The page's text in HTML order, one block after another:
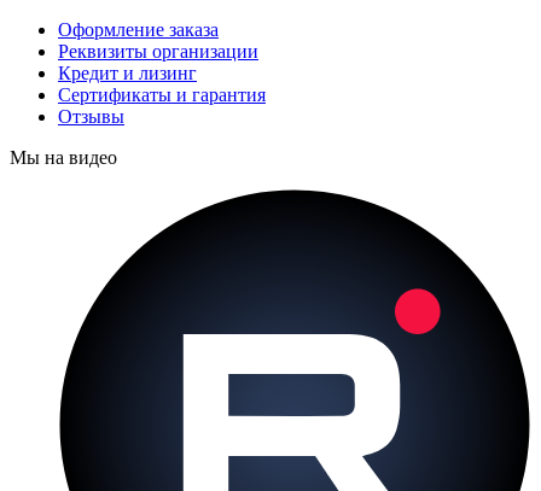
Оформление заказа
Реквизиты организации
Кредит и лизинг
Сертификаты и гарантия
Отзывы
Мы на видео